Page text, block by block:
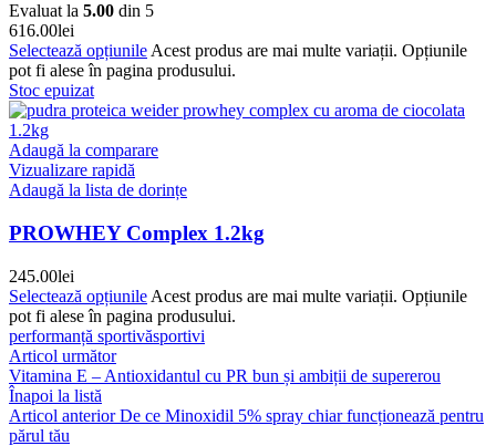
Evaluat la 5.00 din 5
616.00lei
Selectează opțiunile Acest produs are mai multe variații. Opțiunile
pot fi alese în pagina produsului.
Stoc epuizat
Adaugă la comparare
Vizualizare rapidă
Adaugă la lista de dorințe
PROWHEY Complex 1.2kg
245.00lei
Selectează opțiunile Acest produs are mai multe variații. Opțiunile
pot fi alese în pagina produsului.
performanță sportivăsportivi
Articol următor
Vitamina E – Antioxidantul cu PR bun și ambiții de supererou
Înapoi la listă
Articol anterior De ce Minoxidil 5% spray chiar funcționează pentru
părul tău